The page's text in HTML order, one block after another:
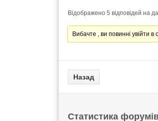
Відображено 5 відповідей на
Вибачте , ви повинні увійти в
Статистика